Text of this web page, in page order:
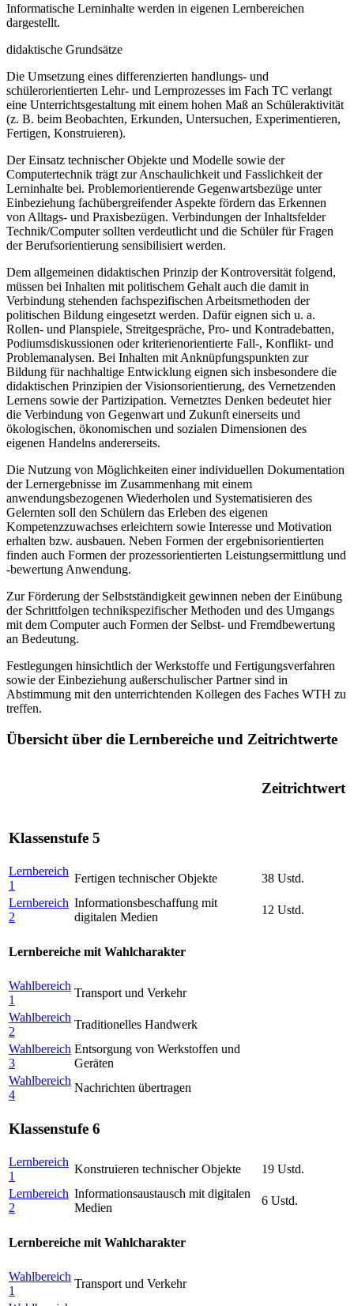
Informatische Lerninhalte werden in eigenen Lernbereichen
dargestellt.
didaktische Grundsätze
Die Umsetzung eines differenzierten handlungs- und
schülerorientierten Lehr- und Lernprozesses im Fach TC verlangt
eine Unterrichtsgestaltung mit einem hohen Maß an Schüleraktivität
(z. B. beim Beobachten, Erkunden, Untersuchen, Experimentieren,
Fertigen, Konstruieren).
Der Einsatz technischer Objekte und Modelle sowie der
Computertechnik trägt zur Anschaulichkeit und Fasslichkeit der
Lerninhalte bei. Problemorientierende Gegenwartsbezüge unter
Einbeziehung fachübergreifender Aspekte fördern das Erkennen
von Alltags- und Praxisbezügen. Verbindungen der Inhaltsfelder
Technik/Computer sollten verdeutlicht und die Schüler für Fragen
der Berufsorientierung sensibilisiert werden.
Dem allgemeinen didaktischen Prinzip der Kontroversität folgend,
müssen bei Inhalten mit politischem Gehalt auch die damit in
Verbindung stehenden fachspezifischen Arbeitsmethoden der
politischen Bildung eingesetzt werden. Dafür eignen sich u. a.
Rollen- und Planspiele, Streitgespräche, Pro- und Kontradebatten,
Podiumsdiskussionen oder kriterienorientierte Fall-, Konflikt- und
Problemanalysen. Bei Inhalten mit Anknüpfungspunkten zur
Bildung für nachhaltige Entwicklung eignen sich insbesondere die
didaktischen Prinzipien der Visionsorientierung, des Vernetzenden
Lernens sowie der Partizipation. Vernetztes Denken bedeutet hier
die Verbindung von Gegenwart und Zukunft einerseits und
ökologischen, ökonomischen und sozialen Dimensionen des
eigenen Handelns andererseits.
Die Nutzung von Möglichkeiten einer individuellen Dokumentation
der Lernergebnisse im Zusammenhang mit einem
anwendungsbezogenen Wiederholen und Systematisieren des
Gelernten soll den Schülern das Erleben des eigenen
Kompetenzzuwachses erleichtern sowie Interesse und Motivation
erhalten bzw. ausbauen. Neben Formen der ergebnisorientierten
finden auch Formen der prozessorientierten Leistungsermittlung und
-bewertung Anwendung.
Zur Förderung der Selbstständigkeit gewinnen neben der Einübung
der Schrittfolgen technikspezifischer Methoden und des Umgangs
mit dem Computer auch Formen der Selbst- und Fremdbewertung
an Bedeutung.
Festlegungen hinsichtlich der Werkstoffe und Fertigungsverfahren
sowie der Einbeziehung außerschulischer Partner sind in
Abstimmung mit den unterrichtenden Kollegen des Faches WTH zu
treffen.
Übersicht über die Lernbereiche und Zeitrichtwerte
Zeitrichtwert
Klassenstufe 5
Lernbereich
1
Fertigen technischer Objekte
38 Ustd.
Lernbereich
2
Informationsbeschaffung mit
digitalen Medien
12 Ustd.
Lernbereiche mit Wahlcharakter
Wahlbereich
1
Transport und Verkehr
Wahlbereich
2
Traditionelles Handwerk
Wahlbereich
3
Entsorgung von Werkstoffen und
Geräten
Wahlbereich
4
Nachrichten übertragen
Klassenstufe 6
Lernbereich
1
Konstruieren technischer Objekte
19 Ustd.
Lernbereich
2
Informationsaustausch mit digitalen
Medien
6 Ustd.
Lernbereiche mit Wahlcharakter
Wahlbereich
1
Transport und Verkehr